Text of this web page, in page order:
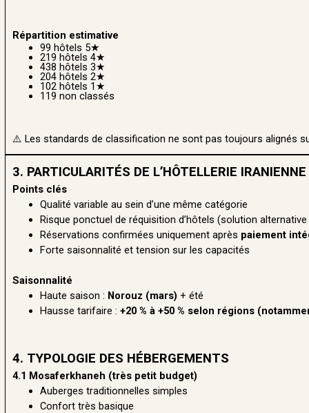
Répartition estimative
99 hôtels 5★
219 hôtels 4★
438 hôtels 3★
204 hôtels 2★
102 hôtels 1★
119 non classés
⚠️ Les standards de classification ne sont pas toujours alignés
3. PARTICULARITÉS DE L’HÔTELLERIE IRANIENNE
Points clés
Qualité variable au sein d’une même catégorie
Risque ponctuel de réquisition d’hôtels (solution
Réservations confirmées uniquement après paiement
Forte saisonnalité et tension sur les capacités
Saisonnalité
Haute saison : Norouz (mars) + été
Hausse tarifaire : +20 % à +50 % selon régions
4. TYPOLOGIE DES HÉBERGEMENTS
4.1 Mosaferkhaneh (très petit budget)
Auberges traditionnelles simples
Confort très basique